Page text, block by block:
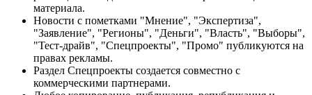
материала.
Новости с пометками "Мнение", "Экспертиза",
"Заявление", "Регионы", "Деньги", "Власть", "Выборы",
"Тест-драйв", "Спецпроекты", "Промо" публикуются на
правах рекламы.
Раздел Спецпроекты создается совместно с
коммерческими партнерами.